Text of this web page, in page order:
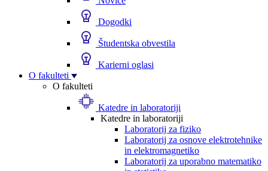
Dogodki
Študentska obvestila
Karierni oglasi
O fakulteti
O fakulteti
Katedre in laboratoriji
Katedre in laboratoriji
Laboratorij za fiziko
Laboratorij za osnove elektrotehnike
in elektromagnetiko
Laboratorij za uporabno matematiko